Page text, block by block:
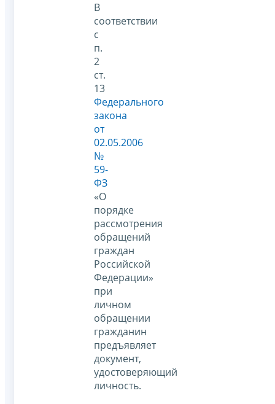
В
соответствии
с
п.
2
ст.
13
Федерального
закона
от
02.05.2006
№
59-
ФЗ
«О
порядке
рассмотрения
обращений
граждан
Российской
Федерации»
при
личном
обращении
гражданин
предъявляет
документ,
удостоверяющий
личность.